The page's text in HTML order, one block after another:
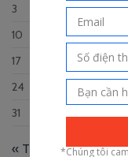
3
5
10
12
17
19
24
26
31
« Th12